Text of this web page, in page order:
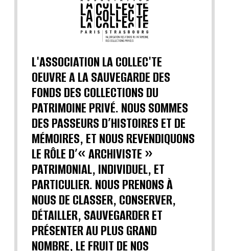
L'ASSOCIATION LA COLLEC'TE
OEUVRE A LA SAUVEGARDE DES
FONDS DES COLLECTIONS DU
PATRIMOINE PRIVÉ. NOUS SOMMES
DES PASSEURS D’HISTOIRES ET DE
MÉMOIRES, ET NOUS REVENDIQUONS
LE RÔLE D’« ARCHIVISTE »
PATRIMONIAL, INDIVIDUEL, ET
PARTICULIER. NOUS PRENONS À
NOUS DE CLASSER, CONSERVER,
DÉTAILLER, SAUVEGARDER ET
PRÉSENTER AU PLUS GRAND
NOMBRE, LE FRUIT DE NOS